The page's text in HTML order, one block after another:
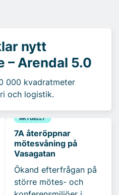
nytt
– Arendal 5.0
000 kvadratmeter
och logistik.
AKTUELLT
7A återöppnar
mötesvåning på
Vasagatan
Ökand efterfrågan på
större mötes- och